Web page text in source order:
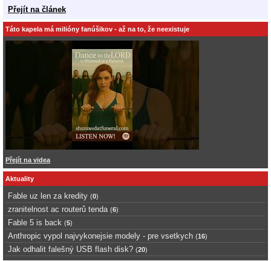
Přejít na článek
Táto kapela má milióny fanúšikov - až na to, že neexistuje
Přejít na videa
Aktuality
Fable uz len za kredity (0)
zranitelnost ac routerů tenda (6)
Fable 5 is back (5)
Anthropic vypol najvykonejsie modely - pre vsetkych (16)
Jak odhalit falešný USB flash disk? (20)